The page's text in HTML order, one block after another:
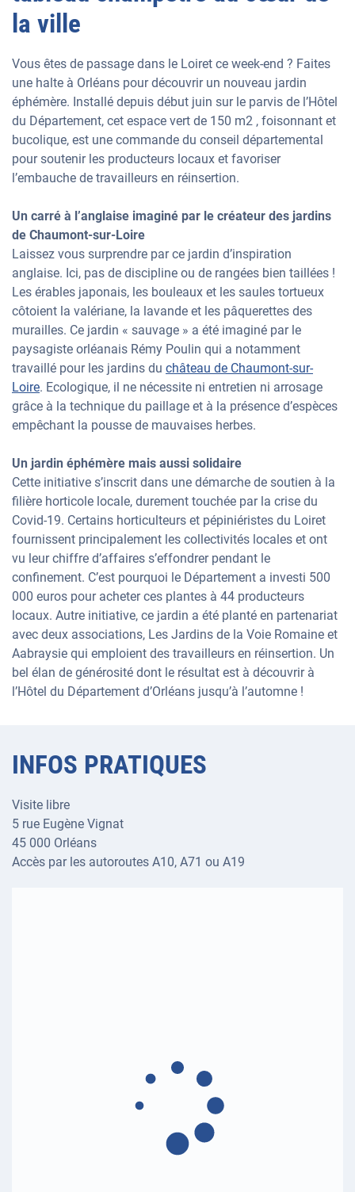
la ville
Vous êtes de passage dans le Loiret ce week-end ? Faites
une halte à Orléans pour découvrir un nouveau jardin
éphémère. Installé depuis début juin sur le parvis de l’Hôtel
du Département, cet espace vert de 150 m2 , foisonnant et
bucolique, est une commande du conseil départemental
pour soutenir les producteurs locaux et favoriser
l’embauche de travailleurs en réinsertion.
Un carré à l’anglaise imaginé par le créateur des jardins
de Chaumont-sur-Loire
Laissez vous surprendre par ce jardin d’inspiration
anglaise. Ici, pas de discipline ou de rangées bien taillées !
Les érables japonais, les bouleaux et les saules tortueux
côtoient la valériane, la lavande et les pâquerettes des
murailles. Ce jardin « sauvage » a été imaginé par le
paysagiste orléanais Rémy Poulin qui a notamment
travaillé pour les jardins du château de Chaumont-sur-
Loire. Ecologique, il ne nécessite ni entretien ni arrosage
grâce à la technique du paillage et à la présence d’espèces
empêchant la pousse de mauvaises herbes.
Un jardin éphémère mais aussi solidaire
Cette initiative s’inscrit dans une démarche de soutien à la
filière horticole locale, durement touchée par la crise du
Covid-19. Certains horticulteurs et pépiniéristes du Loiret
fournissent principalement les collectivités locales et ont
vu leur chiffre d’affaires s’effondrer pendant le
confinement. C’est pourquoi le Département a investi 500
000 euros pour acheter ces plantes à 44 producteurs
locaux. Autre initiative, ce jardin a été planté en partenariat
avec deux associations, Les Jardins de la Voie Romaine et
Aabraysie qui emploient des travailleurs en réinsertion. Un
bel élan de générosité dont le résultat est à découvrir à
l’Hôtel du Département d’Orléans jusqu’à l’automne !
INFOS PRATIQUES
Visite libre
5 rue Eugène Vignat
45 000 Orléans
Accès par les autoroutes A10, A71 ou A19